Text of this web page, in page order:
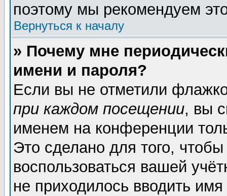
поэтому мы рекомендуем
Вернуться к началу
» Почему мне
имени и пароля?
Если вы не отметили
при каждом посещении, вы
именем на конференции
Это сделано для того, чтобы
воспользоваться вашей
не приходилось вводить